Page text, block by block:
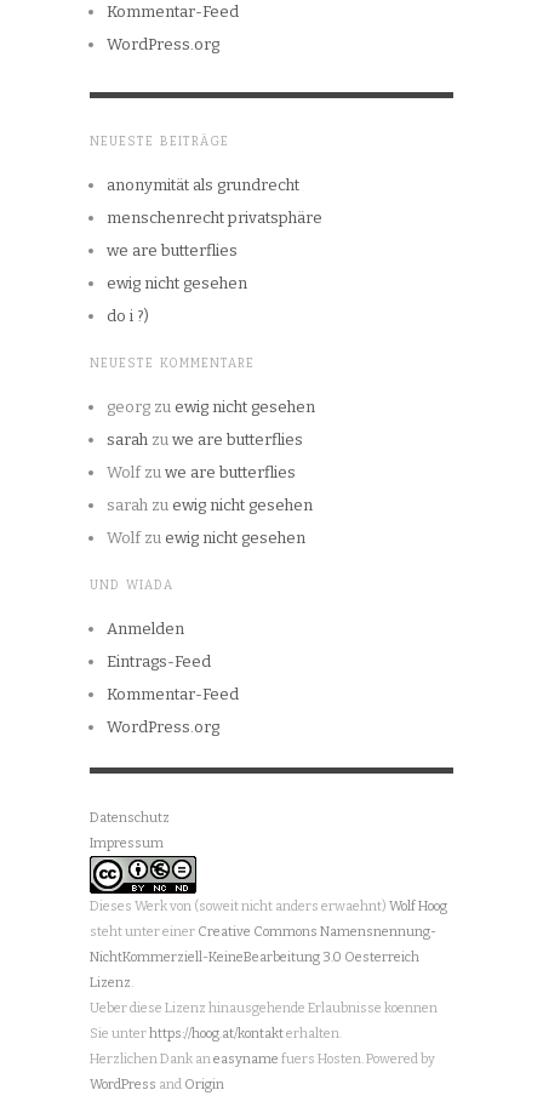
Kommentar-Feed
WordPress.org
NEUESTE BEITRÄGE
anonymität als grundrecht
menschenrecht privatsphäre
we are butterflies
ewig nicht gesehen
do i ?)
NEUESTE KOMMENTARE
georg zu ewig nicht gesehen
sarah zu we are butterflies
Wolfzu we are butterflies
sarah zu ewig nicht gesehen
Wolfzu ewig nicht gesehen
UND WIADA
Anmelden
Eintrags-Feed
Kommentar-Feed
WordPress.org
Datenschutz
Impressum
Dieses Werk von (soweit nicht anders erwaehnt) Wolf Hoog
steht unter einer Creative Commons Namensnennung-
NichtKommerziell-KeineBearbeitung 3.0 Oesterreich
Lizenz
Ueber diese Lizenz hinausgehende Erlaubnisse koennen
Sie unterhttps://hoog.at/kontakterhalten.
Herzlichen Dank an easyname fuers Hosten. Powered by
WordPress and Origin